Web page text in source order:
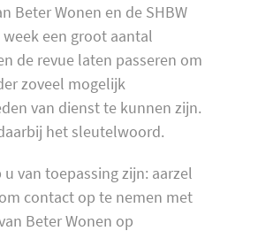
Beter Wonen en de SHBW
een groot aantal
de revue laten passeren om
zoveel mogelijk
van dienst te kunnen zijn.
het sleutelwoord.
van toepassing zijn: aarzel
contact op te nemen met
Beter Wonen op